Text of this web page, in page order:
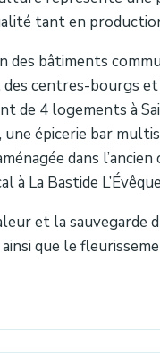
tant en
des bâtiments
des centres-bourgs
de 4 logements à
une épicerie bar
dans
à La Bastide
et la sauvegarde
que le